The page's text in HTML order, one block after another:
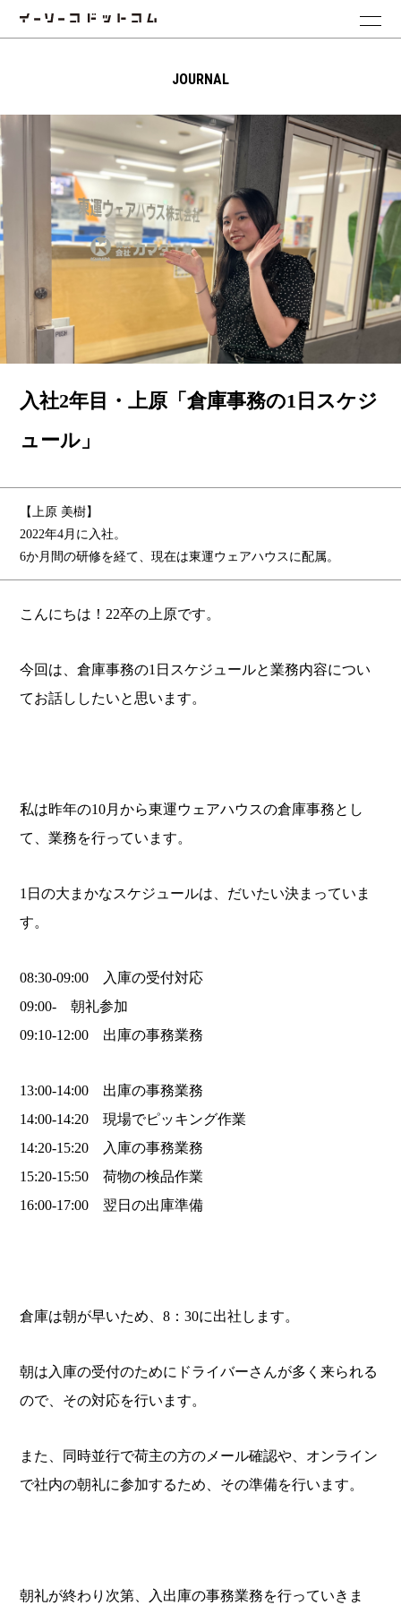
JOURNAL
入社2年目・上原「倉庫事務の1日スケジ
ュール」
【上原 美樹】
2022年4月に入社。
6か月間の研修を経て、現在は東運ウェアハウスに配属。
こんにちは！22卒の上原です。
今回は、倉庫事務の1日スケジュールと業務内容につい
てお話ししたいと思います。
私は昨年の10月から東運ウェアハウスの倉庫事務とし
て、業務を行っています。
1日の大まかなスケジュールは、だいたい決まっていま
す。
08:30-09:00 入庫の受付対応
09:00- 朝礼参加
09:10-12:00 出庫の事務業務
13:00-14:00 出庫の事務業務
14:00-14:20 現場でピッキング作業
14:20-15:20 入庫の事務業務
15:20-15:50 荷物の検品作業
16:00-17:00 翌日の出庫準備
倉庫は朝が早いため、8：30に出社します。
朝は入庫の受付のためにドライバーさんが多く来られる
ので、その対応を行います。
また、同時並行で荷主の方のメール確認や、オンライン
で社内の朝礼に参加するため、その準備を行います。
朝礼が終わり次第、入出庫の事務業務を行っていきま